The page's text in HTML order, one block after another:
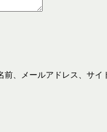
、メールアドレス、サイ